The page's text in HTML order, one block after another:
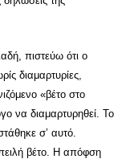
πιστεύω ότι ο
διαμαρτυρίες,
«βέτο στο
να διαμαρτυρηθεί. Το
σ’ αυτό.
βέτο. Η απόφση